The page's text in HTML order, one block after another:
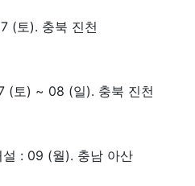
(토). 충북 진천
(토) ~ 08 (일). 충북 진천
: 09 (월). 충남 아산